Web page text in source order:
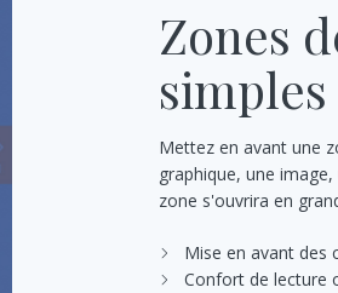
Zones
simples
Mettez en avant une
graphique, une
zone s'ouvrira en
Mise en avant des
Confort de lecture